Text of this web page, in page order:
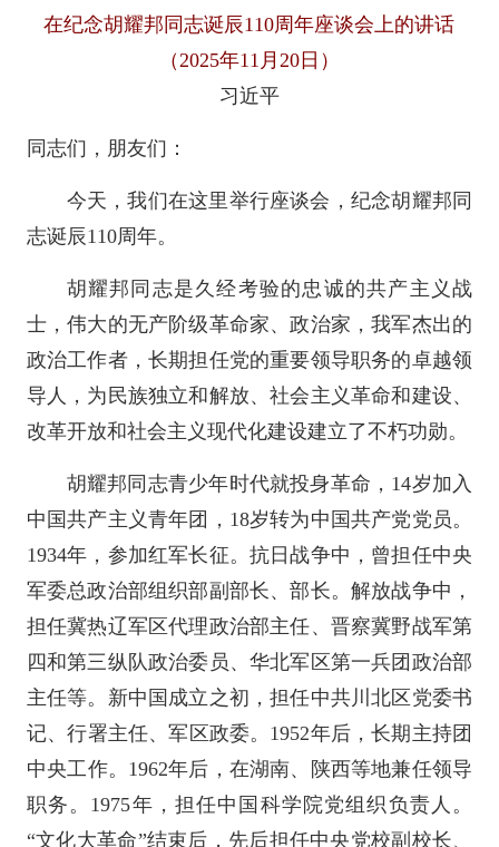
在纪念胡耀邦同志诞辰110周年座谈会上的讲话
（2025年11月20日）
习近平
同志们，朋友们：
今天，我们在这里举行座谈会，纪念胡耀邦同
志诞辰110周年。
胡耀邦同志是久经考验的忠诚的共产主义战
士，伟大的无产阶级革命家、政治家，我军杰出的
政治工作者，长期担任党的重要领导职务的卓越领
导人，为民族独立和解放、社会主义革命和建设、
改革开放和社会主义现代化建设建立了不朽功勋。
胡耀邦同志青少年时代就投身革命，14岁加入
中国共产主义青年团，18岁转为中国共产党党员。
1934年，参加红军长征。抗日战争中，曾担任中央
军委总政治部组织部副部长、部长。解放战争中，
担任冀热辽军区代理政治部主任、晋察冀野战军第
四和第三纵队政治委员、华北军区第一兵团政治部
主任等。新中国成立之初，担任中共川北区党委书
记、行署主任、军区政委。1952年后，长期主持团
中央工作。1962年后，在湖南、陕西等地兼任领导
职务。1975年，担任中国科学院党组织负责人。
“文化大革命”结束后，先后担任中央党校副校长、